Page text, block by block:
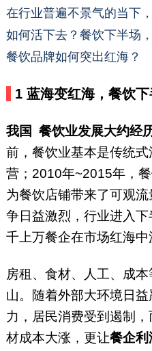
在行业普遍不景气的当下
如何活下去？餐饮下半场
餐饮品牌如何突出红海？
1蓝海变红海，餐饮
我国 餐饮业发展大约经
前，餐饮业基本是传统
营；2010年~2015年，
为餐饮店铺带来了可观
争日益激烈，行业进入
千上万餐企在市场红海中
房租、食材、人工、成
山。随着外部大环境日
力，居民消费受到遏制
材成本大涨，更让餐企利